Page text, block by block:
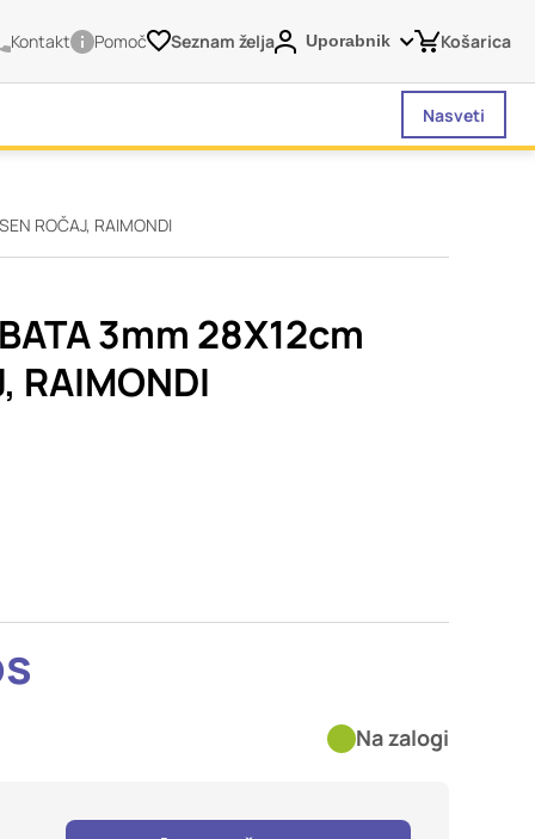
Kontakt Pomoč Seznam želja Uporabnik Košarica
Nasveti
ROČAJ, RAIMONDI
3mm 28X12cm
RAIMONDI
Na zalogi
brskalnika,
ne
uporabniško
si ogledate več
na vašo uporabo
Običajno
nastavitev
te piškotke ali
delovanja
in
so združeni in
mesto.